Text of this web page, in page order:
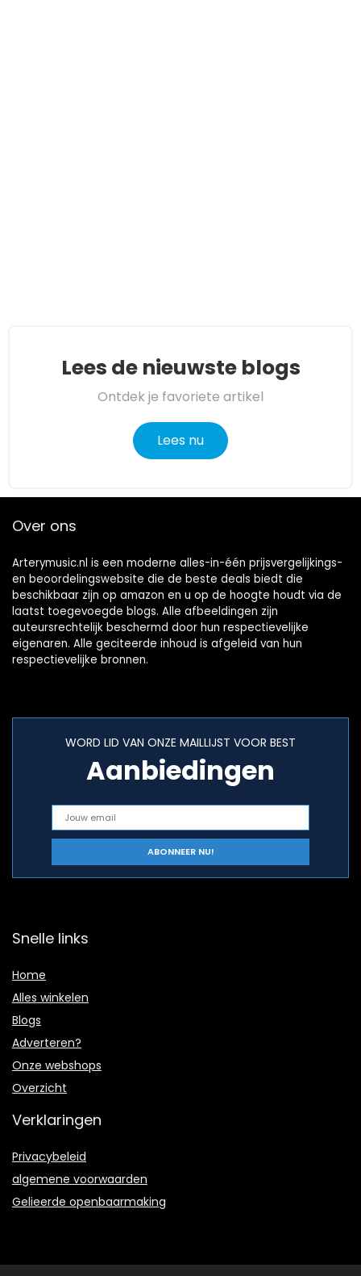
Lees de nieuwste blogs
Ontdek je favoriete artikel
Lees nu
Over ons
Arterymusic.nl is een moderne alles-in-één prijsvergelijkings-
en beoordelingswebsite die de beste deals biedt die
beschikbaar zijn op amazon en u op de hoogte houdt via de
laatst toegevoegde blogs. Alle afbeeldingen zijn
auteursrechtelijk beschermd door hun respectievelijke
eigenaren. Alle geciteerde inhoud is afgeleid van hun
respectievelijke bronnen.
WORD LID VAN ONZE MAILLIJST VOOR BEST
Aanbiedingen
Snelle links
Home
Alles winkelen
Blogs
Adverteren?
Onze webshops
Overzicht
Verklaringen
Privacybeleid
algemene voorwaarden
Gelieerde openbaarmaking